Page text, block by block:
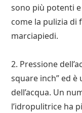
sono più potenti
come la pulizia di
marciapiedi.
2. Pressione
square inch” ed
dell’acqua. Un
l’idropulitrice ha